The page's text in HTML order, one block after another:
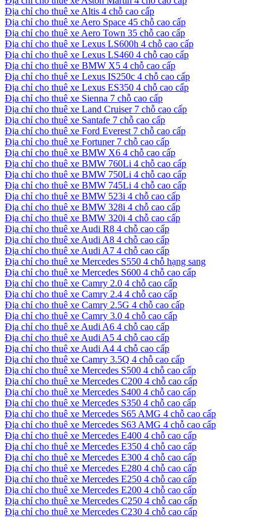
Địa chỉ cho thuê xe Altis 4 chỗ cao cấp
Địa chỉ cho thuê xe Aero Space 45 chỗ cao cấp
Địa chỉ cho thuê xe Aero Town 35 chỗ cao cấp
Địa chỉ cho thuê xe Lexus LS600h 4 chỗ cao cấp
Địa chỉ cho thuê xe Lexus LS460 4 chỗ cao cấp
Địa chỉ cho thuê xe BMW X5 4 chỗ cao cấp
Địa chỉ cho thuê xe Lexus IS250c 4 chỗ cao cấp
Địa chỉ cho thuê xe Lexus ES350 4 chỗ cao cấp
Địa chỉ cho thuê xe Sienna 7 chỗ cao cấp
Địa chỉ cho thuê xe Land Cruiser 7 chỗ cao cấp
Địa chỉ cho thuê xe Santafe 7 chỗ cao cấp
Địa chỉ cho thuê xe Ford Everest 7 chỗ cao cấp
Địa chỉ cho thuê xe Fortuner 7 chỗ cao cấp
Địa chỉ cho thuê xe BMW X6 4 chỗ cao cấp
Địa chỉ cho thuê xe BMW 760Li 4 chỗ cao cấp
Địa chỉ cho thuê xe BMW 750Li 4 chỗ cao cấp
Địa chỉ cho thuê xe BMW 745Li 4 chỗ cao cấp
Địa chỉ cho thuê xe BMW 523i 4 chỗ cao cấp
Địa chỉ cho thuê xe BMW 328i 4 chỗ cao cấp
Địa chỉ cho thuê xe BMW 320i 4 chỗ cao cấp
Địa chỉ cho thuê xe Audi R8 4 chỗ cao cấp
Địa chỉ cho thuê xe Audi A8 4 chỗ cao cấp
Địa chỉ cho thuê xe Audi A7 4 chỗ cao cấp
Địa chỉ cho thuê xe Mercedes S550 4 chỗ hạng sang
Địa chỉ cho thuê xe Mercedes S600 4 chỗ cao cấp
Địa chỉ cho thuê xe Camry 2.0 4 chỗ cao cấp
Địa chỉ cho thuê xe Camry 2.4 4 chỗ cao cấp
Địa chỉ cho thuê xe Camry 2.5G 4 chỗ cao cấp
Địa chỉ cho thuê xe Camry 3.0 4 chỗ cao cấp
Địa chỉ cho thuê xe Audi A6 4 chỗ cao cấp
Địa chỉ cho thuê xe Audi A5 4 chỗ cao cấp
Địa chỉ cho thuê xe Audi A4 4 chỗ cao cấp
Địa chỉ cho thuê xe Camry 3.5Q 4 chỗ cao cấp
Địa chỉ cho thuê xe Mercedes S500 4 chỗ cao cấp
Địa chỉ cho thuê xe Mercedes C200 4 chỗ cao cấp
Địa chỉ cho thuê xe Mercedes S400 4 chỗ cao cấp
Địa chỉ cho thuê xe Mercedes S350 4 chỗ cao cấp
Địa chỉ cho thuê xe Mercedes S65 AMG 4 chỗ cao cấp
Địa chỉ cho thuê xe Mercedes S63 AMG 4 chỗ cao cấp
Địa chỉ cho thuê xe Mercedes E400 4 chỗ cao cấp
Địa chỉ cho thuê xe Mercedes E350 4 chỗ cao cấp
Địa chỉ cho thuê xe Mercedes E300 4 chỗ cao cấp
Địa chỉ cho thuê xe Mercedes E280 4 chỗ cao cấp
Địa chỉ cho thuê xe Mercedes E250 4 chỗ cao cấp
Địa chỉ cho thuê xe Mercedes E200 4 chỗ cao cấp
Địa chỉ cho thuê xe Mercedes C250 4 chỗ cao cấp
Địa chỉ cho thuê xe Mercedes C230 4 chỗ cao cấp